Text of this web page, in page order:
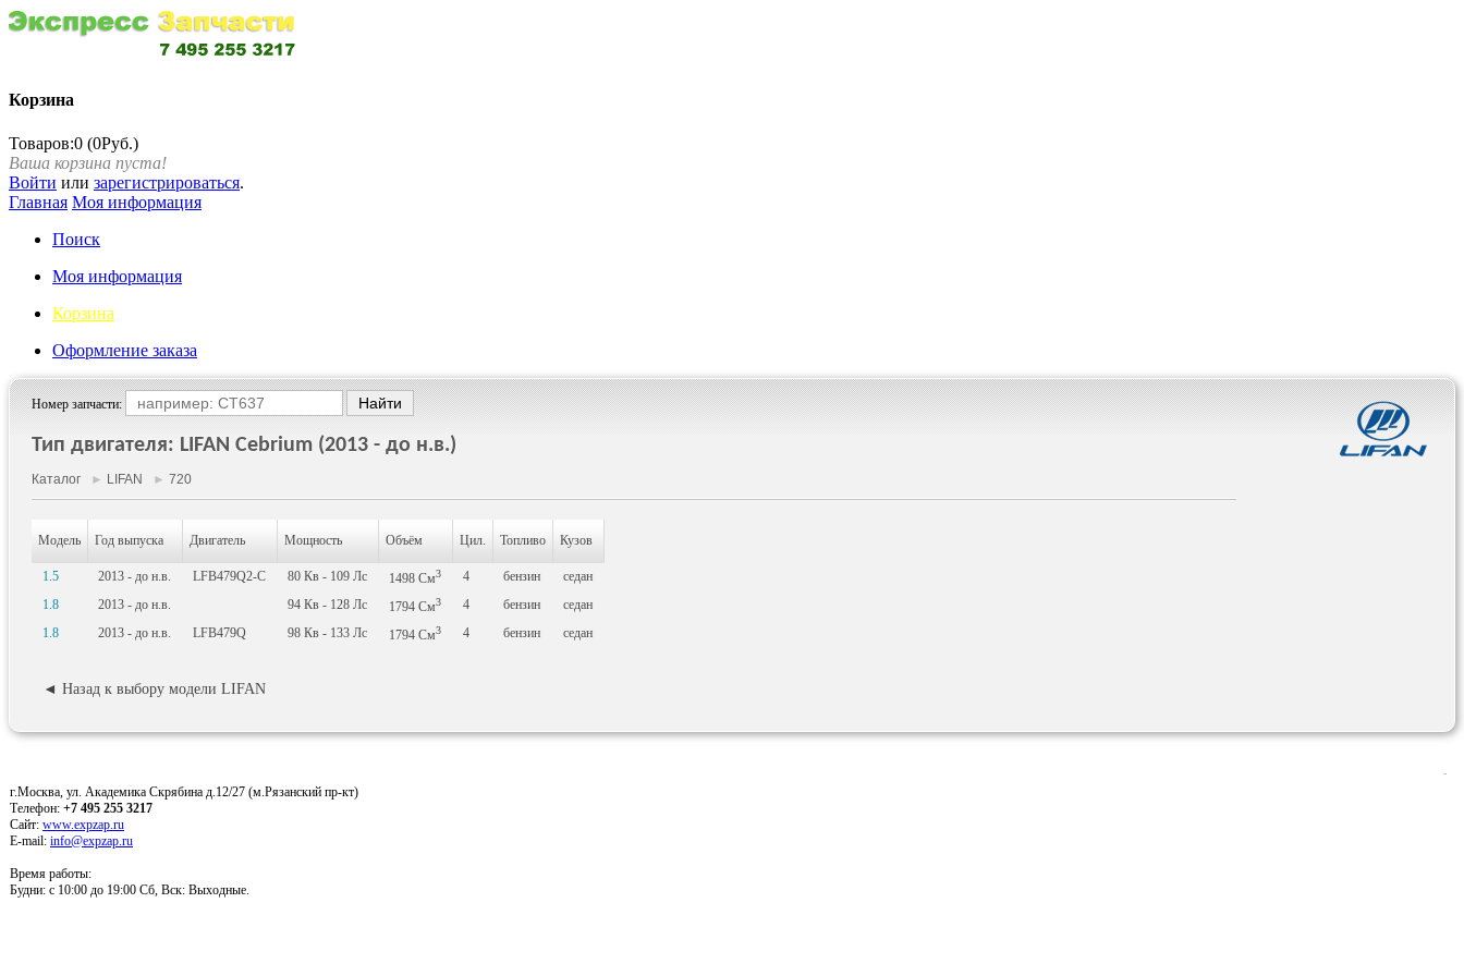
Корзина
Товаров:0 (0Руб.)
Ваша корзина пуста!
Войти или зарегистрироваться.
Главная Моя информация
Поиск
Моя информация
Корзина
Оформление заказа
Номер запчасти:
Тип двигателя: LIFAN Cebrium (2013 - до н.в.)
Каталог ► LIFAN ► 720
Модель Год выпуска Двигатель Мощность Объём Цил. Топливо Кузов
1.5 2013 - до н.в. LFB479Q2-C 80 Кв - 109 Лс 1498 См3 4 бензин
седан
1.8
2013 - до н.в. 94 Кв - 128 Лс 1794 См3 4 бензин
седан
1.8
2013 - до н.в. LFB479Q 98 Кв - 133 Лс 1794 См3 4 бензин седан
◄ Назад к выбору модели LIFAN
г.Москва, ул. Академика Скрябина д.12/27 (м.Рязанский пр-кт)
Телефон: +7 495 255 3217
Сайт: www.expzap.ru
E-mail: info@expzap.ru
Время работы:
Будни: c 10:00 до 19:00 Сб, Вск: Выходные.